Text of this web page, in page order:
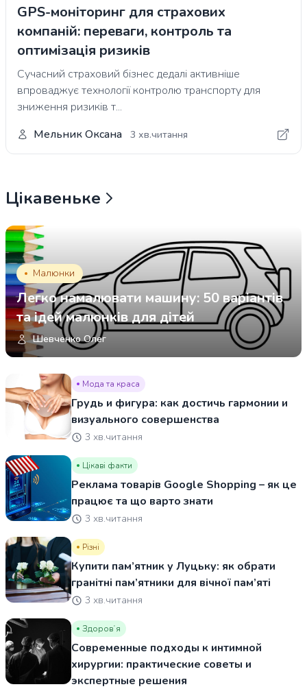
GPS-моніторинг для страхових
компаній: переваги, контроль та
оптимізація ризиків
Сучасний страховий бізнес дедалі активніше
впроваджує технології контролю транспорту для
зниження ризиків т...
Мельник Оксана
3 хв.читання
Цікавеньке
Малюнки
Легко намалювати машину: 50 варіантів
та ідей малюнків для дітей
Шевченко Олег
Мода та краса
Грудь и фигура: как достичь гармонии и
визуального совершенства
3 хв.читання
Цікаві факти
Реклама товарів Google Shopping – як це
працює та що варто знати
3 хв.читання
Різні
Купити пам’ятник у Луцьку: як обрати
гранітні пам’ятники для вічної пам’яті
3 хв.читання
Здоровʼя
Современные подходы к интимной
хирургии: практические советы и
экспертные решения